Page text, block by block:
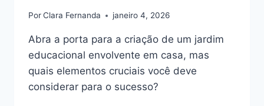
PorClara Fernanda janeiro 4, 2026
Abra a porta para a criação de um jardim
educacional envolvente em casa, mas
quais elementos cruciais você deve
considerar para o sucesso?